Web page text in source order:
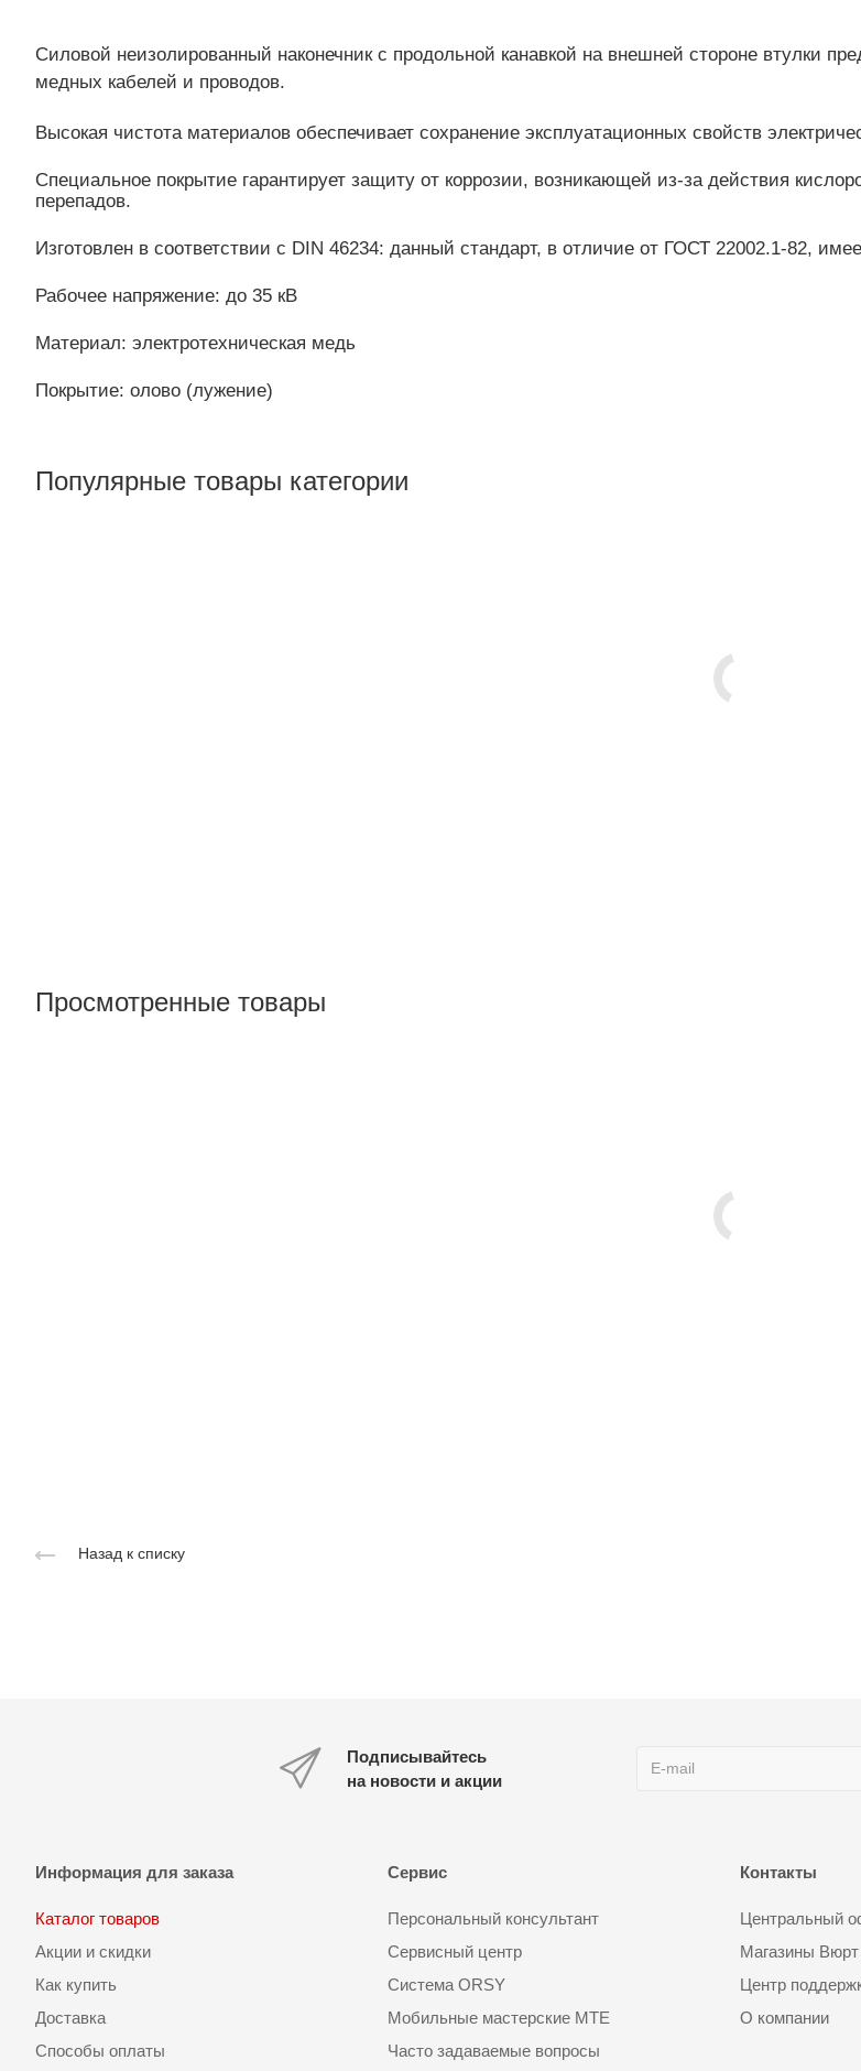
Силовой неизолированный наконечник с продольной канавкой на внешней стороне втулки
медных кабелей и проводов.
Высокая чистота материалов обеспечивает сохранение эксплуатационных свойств
Специальное покрытие гарантирует защиту от коррозии, возникающей из-за действия
перепадов.
Изготовлен в соответствии с DIN 46234: данный стандарт, в отличие от ГОСТ 22002.1-82,
Рабочее напряжение: до 35 кВ
Материал: электротехническая медь
Покрытие: олово (лужение)
Популярные товары категории
Просмотренные товары
Назад к списку
Подписывайтесь
на новости и акции
Информация для заказа
Каталог товаров
Акции и скидки
Как купить
Доставка
Способы оплаты
Сервис
Персональный консультант
Сервисный центр
Система ORSY
Мобильные мастерские MTE
Часто задаваемые вопросы
Контакты
Центральный
Магазины
Центр
О компании